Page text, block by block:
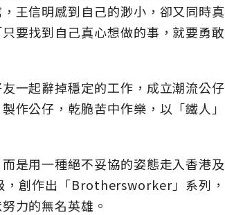
王信明感到自己的渺小，卻又同時真
要找到自己真心想做的事，就要勇敢
一起辭掉穩定的工作，成立潮流公仔
作公仔，乾脆苦中作樂，以「鐵人」
是用一種絕不妥協的姿態走入香港及
，創作出「Brothersworker」系列，
力的無名英雄。